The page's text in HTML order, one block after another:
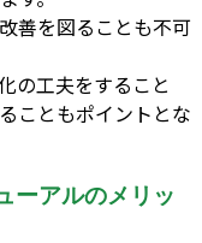
善を図ることも不可
の工夫をすること
こともポイントとな
ーアルのメリッ